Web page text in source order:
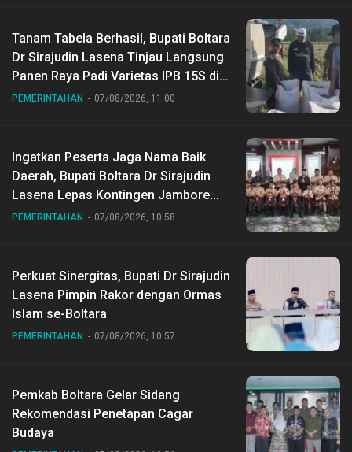
Tanam Tabela Berhasil, Bupati Boltara
Dr Sirajudin Lasena Tinjau Langsung
Panen Raya Padi Varietas IPB 15S di
Desa Gihang
PEMERINTAHAN 07/08/2026, 11:00
Ingatkan Peserta Jaga Nama Baik
Daerah, Bupati Boltara Dr Sirajudin
Lasena Lepas Kontingen Jambore
Nasional ke XII di Buperta Cibubur
PEMERINTAHAN 07/08/2026, 10:58
Perkuat Sinergitas, Bupati Dr Sirajudin
Lasena Pimpin Rakor dengan Ormas
Islam se-Boltara
PEMERINTAHAN 07/08/2026, 10:57
Pemkab Boltara Gelar Sidang
Rekomendasi Penetapan Cagar
Budaya